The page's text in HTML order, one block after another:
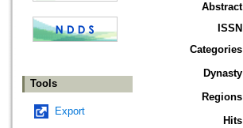
Tools
Export
Abstract
ISSN
Categories
Dynasty
Regions
Hits